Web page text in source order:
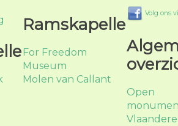
Ramskapelle
For Freedom
Museum
Molen van Callant
Volg ons
Open